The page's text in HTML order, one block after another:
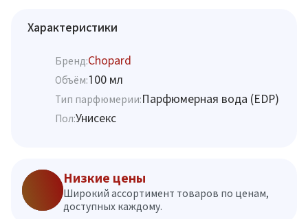
Характеристики
Бренд:Chopard
Объём:100 мл
Тип парфюмерии:Парфюмерная вода (EDP)
Пол:Унисекс
Низкие цены
Широкий ассортимент товаров по ценам,
доступных каждому.